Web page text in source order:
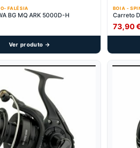
FALÉSIA
BG MQ ARK 5000D-H
Ver produto →
BOIA -
Carreto
73,90